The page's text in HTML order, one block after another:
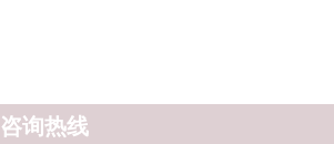
咨询热线